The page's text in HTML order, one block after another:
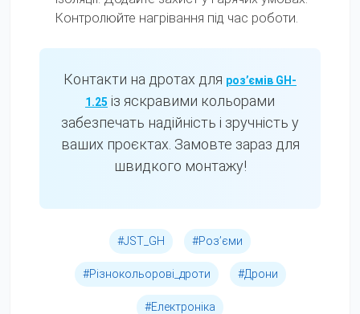
Контролюйте нагрівання під час роботи.
Контакти на дротах для роз’ємів GH-
1.25 із яскравими кольорами
забезпечать надійність і зручність у
ваших проєктах. Замовте зараз для
швидкого монтажу!
#JST_GH #Роз’єми
#Різнокольорові_дроти #Дрони
#Електроніка